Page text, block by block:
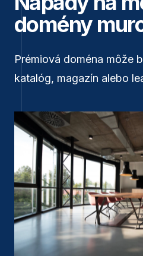
domény
Prémiová doména môže
katalóg, magazín alebo